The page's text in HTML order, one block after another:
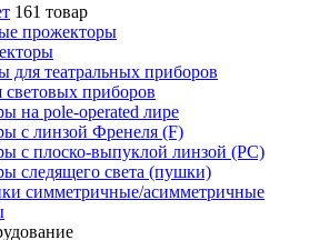
161 товар
прожекторы
для театральных приборов
приборов
на pole-operated лире
с линзой Френеля (F)
с плоско-выпуклой линзой (PC)
следящего света (пушки)
симметричные/асимметричные